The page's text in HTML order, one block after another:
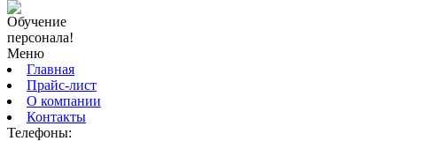
Обучение
персонала!
Меню
Главная
Прайс-лист
О компании
Контакты
Телефоны: